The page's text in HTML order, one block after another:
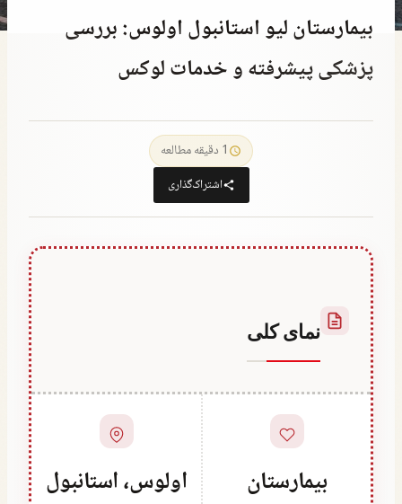
بیمارستان لیو استانبول اولوس: بررسی
پزشکی پیشرفته و خدمات لوکس
1 دقیقه مطالعه
اشتراک‌گذاری
نمای کلی
بیمارستان
اولوس، استانبول